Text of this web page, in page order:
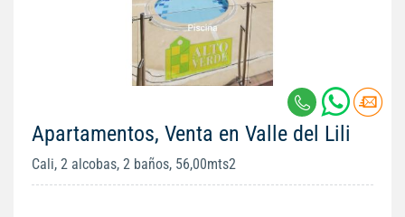
Apartamentos, Venta en Valle del Lili
Cali, 2 alcobas, 2 baños, 56,00mts2